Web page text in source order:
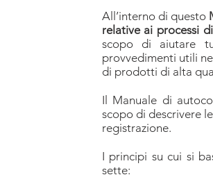
All’interno di questo
relative ai processi
scopo di aiutare
provvedimenti utili
di prodotti di alta
Il Manuale di
scopo di descrivere
registrazione.
​I principi su cui si
sette: